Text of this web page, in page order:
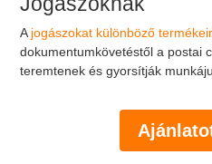
A jogászokat különböző
dokumentumkövetéstől a postai
teremtenek és gyorsítják